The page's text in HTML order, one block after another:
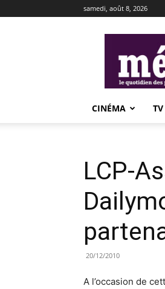
samedi, août 8, 2026
CINÉMA TV
LCP-
20/12/2010
A l’occasion de